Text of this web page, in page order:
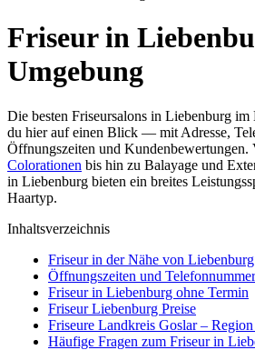
Friseur in
Umgebung
Die besten Friseursalons in Liebenburg
du hier auf einen Blick — mit Adresse,
Öffnungszeiten und Kundenbewertungen.
Colorationen bis hin zu Balayage und
in Liebenburg bieten ein breites
Haartyp.
Inhaltsverzeichnis
Friseur in der Nähe von Liebenburg
Öffnungszeiten und Telefonnummer
Friseur in Liebenburg ohne Termin
Friseur Liebenburg Preise
Friseure Landkreis Goslar –
Häufige Fragen zum Friseur in